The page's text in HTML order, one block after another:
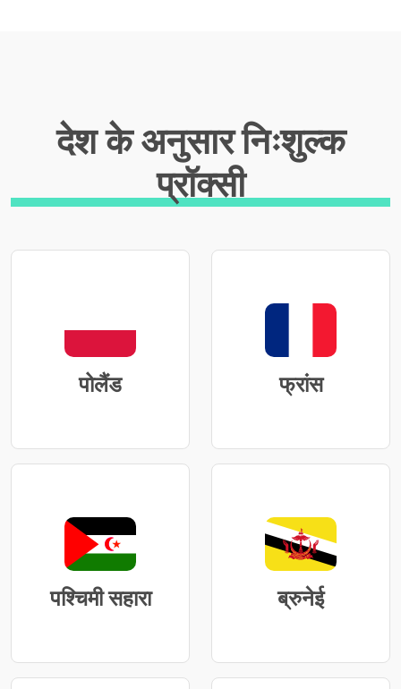
देश के अनुसार निःशुल्क
प्रॉक्सी
पोलैंड फ्रांस
पश्चिमी सहारा ब्रुनेई